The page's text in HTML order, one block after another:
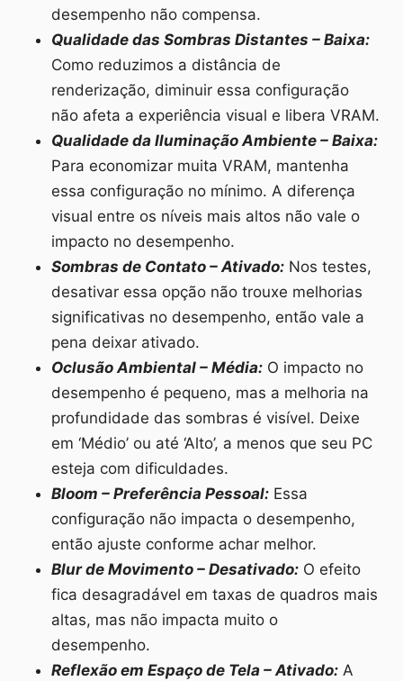
desempenho não compensa.
Qualidade das Sombras Distantes – Baixa:
Como reduzimos a distância de
renderização, diminuir essa configuração
não afeta a experiência visual e libera VRAM.
Qualidade da Iluminação Ambiente – Baixa:
Para economizar muita VRAM, mantenha
essa configuração no mínimo. A diferença
visual entre os níveis mais altos não vale o
impacto no desempenho.
Sombras de Contato – Ativado: Nos testes,
desativar essa opção não trouxe melhorias
significativas no desempenho, então vale a
pena deixar ativado.
Oclusão Ambiental – Média: O impacto no
desempenho é pequeno, mas a melhoria na
profundidade das sombras é visível. Deixe
em ‘Médio’ ou até ‘Alto’, a menos que seu PC
esteja com dificuldades.
Bloom – Preferência Pessoal: Essa
configuração não impacta o desempenho,
então ajuste conforme achar melhor.
Blur de Movimento – Desativado: O efeito
fica desagradável em taxas de quadros mais
altas, mas não impacta muito o
desempenho.
Reflexão em Espaço de Tela – Ativado: A